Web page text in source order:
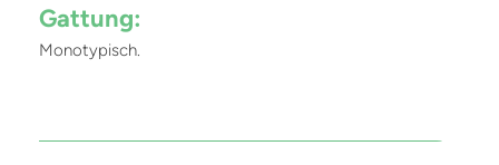
Gattung:
Monotypisch.